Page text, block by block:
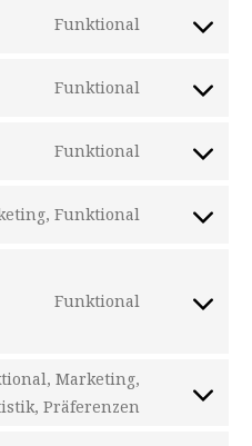
Funktional
Consent
service
Funktional
Consent
service
Funktional
Consent
service
Funktional
Consent
facebook
Funktional
Consent
cerber-
Marketing,
Präferenzen
Consent